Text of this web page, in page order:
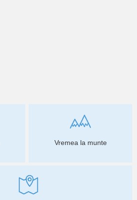
Vremea la munte